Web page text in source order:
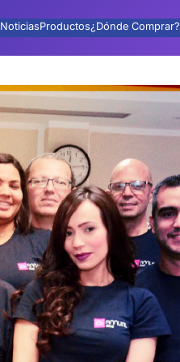
NoticiasProductos¿Dónde Comprar?